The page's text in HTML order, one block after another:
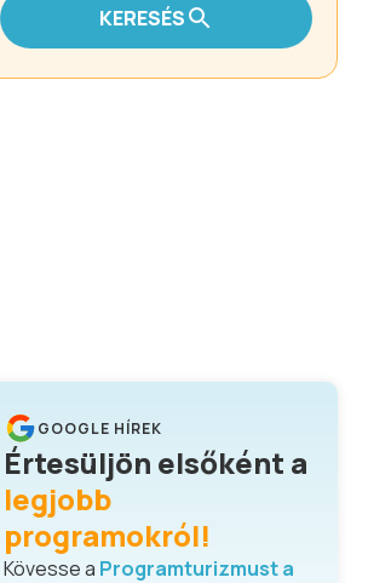
KERESÉS
GOOGLE HÍREK
Értesüljön elsőként a
legjobb
programokról!
Kövesse a Programturizmust a